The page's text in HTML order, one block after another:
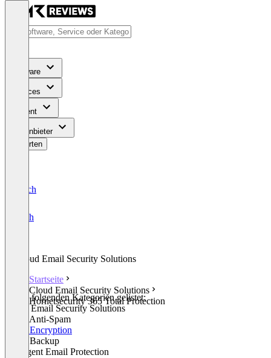
Software
Services
Content
Für Anbieter
Bewerten
Deutsch
English
Cloud Email Security Solutions
Startseite
Cloud Email Security Solutions
Hornetsecurity 365 Total Protection
In den folgenden Kategorien gelistet:
Cloud Email Security Solutions
Email Anti-Spam
Email Encryption
Email Backup
Intelligent Email Protection